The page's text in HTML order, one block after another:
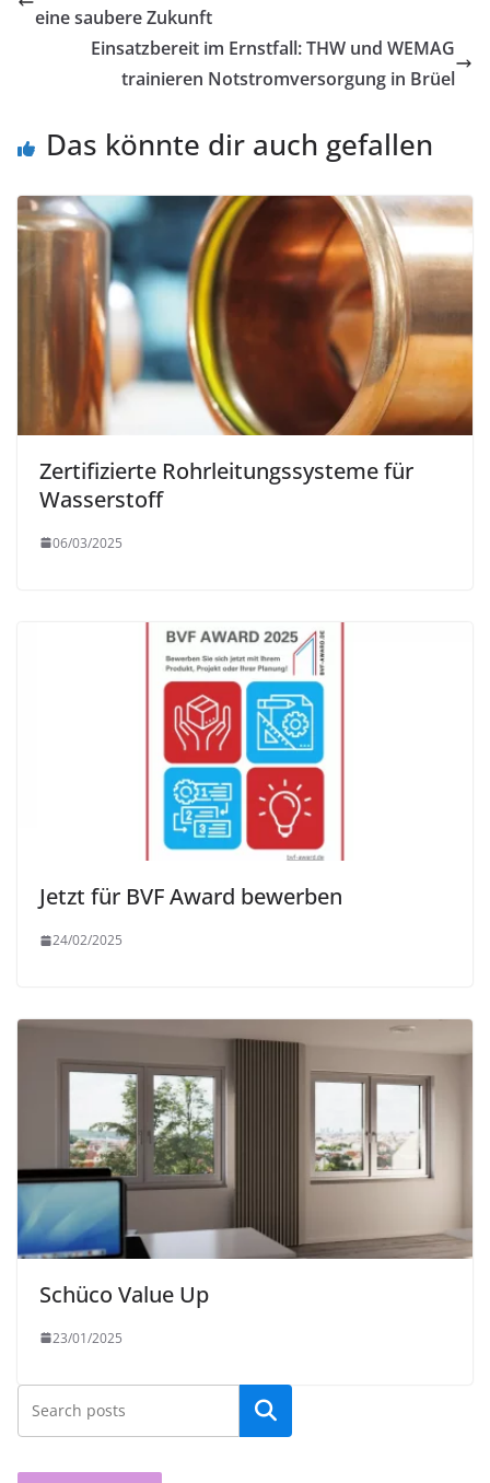
eine saubere Zukunft
Einsatzbereit im Ernstfall: THW und WEMAG
trainieren Notstromversorgung in Brüel
Das könnte dir auch gefallen
Zertifizierte Rohrleitungssysteme für
Wasserstoff
06/03/2025
Jetzt für BVF Award bewerben
24/02/2025
Schüco Value Up
23/01/2025